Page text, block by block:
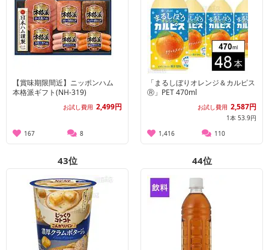
【賞味期限間近】ニッポンハム
本格派ギフト(NH-319)
お試し費用 2,499円
167 8
「まるしぼりオレンジ＆カルピス
Ⓡ」PET 470ml
お試し費用 2,587円
1本 53.9円
1,416
110
43位 44位